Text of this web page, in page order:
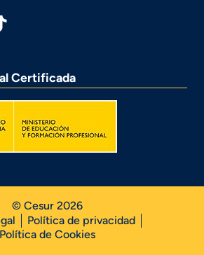
Certificada
© Cesur 2026
Política de privacidad
Política de Cookies